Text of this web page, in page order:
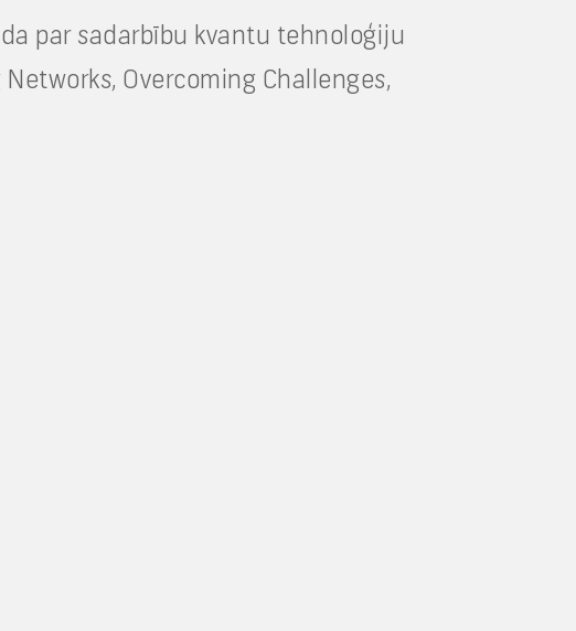
par sadarbību kvantu tehnoloģiju
Overcoming Challenges,